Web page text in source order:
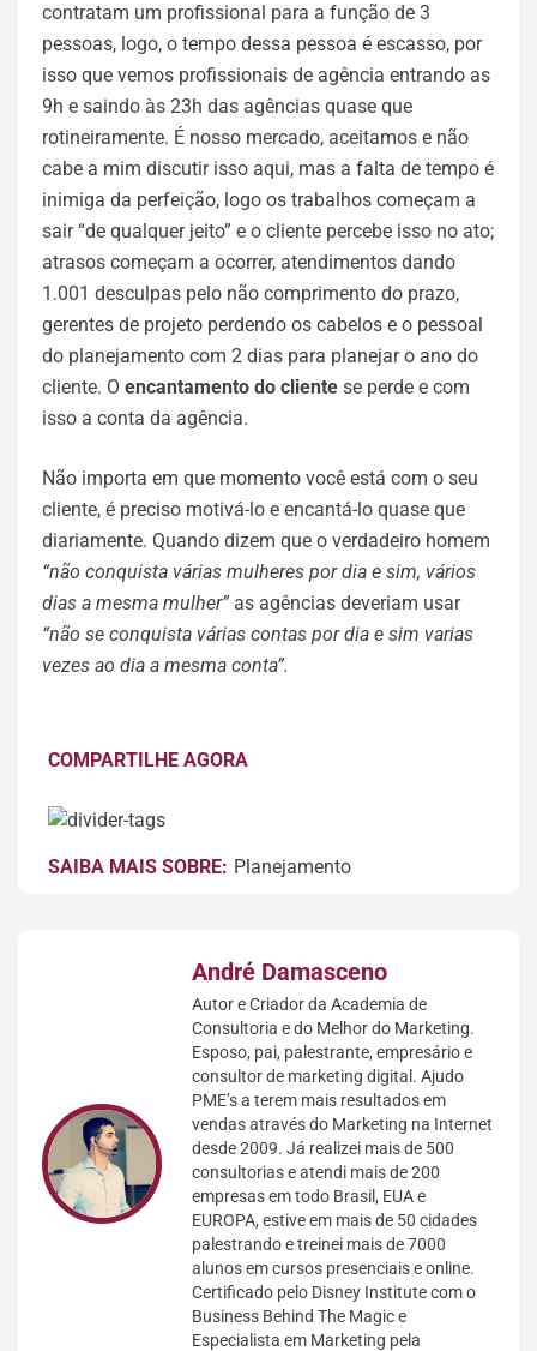
contratam um profissional para a função de 3
pessoas, logo, o tempo dessa pessoa é escasso, por
isso que vemos profissionais de agência entrando as
9h e saindo às 23h das agências quase que
rotineiramente. É nosso mercado, aceitamos e não
cabe a mim discutir isso aqui, mas a falta de tempo é
inimiga da perfeição, logo os trabalhos começam a
sair “de qualquer jeito” e o cliente percebe isso no ato;
atrasos começam a ocorrer, atendimentos dando
1.001 desculpas pelo não comprimento do prazo,
gerentes de projeto perdendo os cabelos e o pessoal
do planejamento com 2 dias para planejar o ano do
cliente. O encantamento do cliente se perde e com
isso a conta da agência.
Não importa em que momento você está com o seu
cliente, é preciso motivá-lo e encantá-lo quase que
diariamente. Quando dizem que o verdadeiro homem
“não conquista várias mulheres por dia e sim, vários
dias a mesma mulher” as agências deveriam usar
“não se conquista várias contas por dia e sim varias
vezes ao dia a mesma conta”.
COMPARTILHE AGORA
SAIBA MAIS SOBRE: Planejamento
André Damasceno
Autor e Criador da Academia de
Consultoria e do Melhor do Marketing.
Esposo, pai, palestrante, empresário e
consultor de marketing digital. Ajudo
PME’s a terem mais resultados em
vendas através do Marketing na Internet
desde 2009. Já realizei mais de 500
consultorias e atendi mais de 200
empresas em todo Brasil, EUA e
EUROPA, estive em mais de 50 cidades
palestrando e treinei mais de 7000
alunos em cursos presenciais e online.
Certificado pelo Disney Institute com o
Business Behind The Magic e
Especialista em Marketing pela